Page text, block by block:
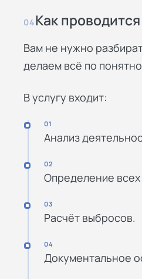
04Как
Вам не нужно
делаем всё по
В услугу входит:
01
Анализ
02
Определение
03
Расчёт выбросов.
04
Документальное